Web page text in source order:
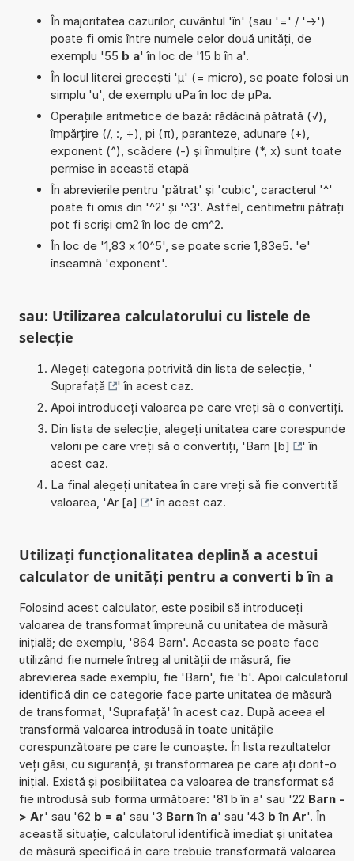
În majoritatea cazurilor, cuvântul 'în' (sau '=' / '->')
poate fi omis între numele celor două unități, de
exemplu '55 b a' în loc de '15 b în a'.
În locul literei grecești 'µ' (= micro), se poate folosi un
simplu 'u', de exemplu uPa în loc de µPa.
Operațiile aritmetice de bază: rădăcină pătrată (√),
împărțire (/, :, ÷), pi (π), paranteze, adunare (+),
exponent (^), scădere (-) și înmulțire (*, x) sunt toate
permise în această etapă
În abrevierile pentru 'pătrat' și 'cubic', caracterul '^'
poate fi omis din '^2' și '^3'. Astfel, centimetrii pătrați
pot fi scriși cm2 în loc de cm^2.
În loc de '1,83 x 10^5', se poate scrie 1,83e5. 'e'
înseamnă 'exponent'.
sau: Utilizarea calculatorului cu listele de
selecție
Alegeți categoria potrivită din lista de selecție, '
Suprafață
' în acest caz.
Apoi introduceți valoarea pe care vreți să o convertiți.
Din lista de selecție, alegeți unitatea care corespunde
valorii pe care vreți să o convertiți, 'Barn [b]
' în
acest caz.
La final alegeți unitatea în care vreți să fie convertită
valoarea, 'Ar [a] ' în acest caz.
Utilizați funcționalitatea deplină a acestui
calculator de unități pentru a converti b în a
Folosind acest calculator, este posibil să introduceți
valoarea de transformat împreună cu unitatea de măsură
inițială; de exemplu, '864 Barn'. Aceasta se poate face
utilizând fie numele întreg al unității de măsură, fie
abrevierea sade exemplu, fie 'Barn', fie 'b'. Apoi calculatorul
identifică din ce categorie face parte unitatea de măsură
de transformat, 'Suprafață' în acest caz. După aceea el
transformă valoarea introdusă în toate unitățile
corespunzătoare pe care le cunoaște. În lista rezultatelor
veți găsi, cu siguranță, și transformarea pe care ați dorit-o
inițial. Există și posibilitatea ca valoarea de transformat să
fie introdusă sub forma următoare: '81 b în a' sau '22 Barn -
> Ar' sau '62 b = a' sau '3 Barn în a' sau '43 b în Ar'. În
această situație, calculatorul identifică imediat și unitatea
de măsură specifică în care trebuie transformată valoarea